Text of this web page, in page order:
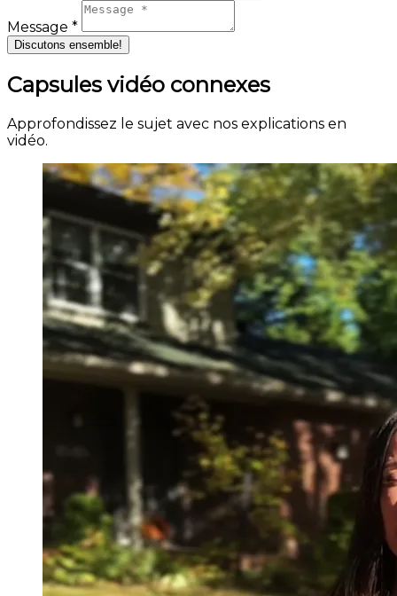
Message *
Discutons ensemble!
Capsules vidéo connexes
Approfondissez le sujet avec nos explications en
vidéo.